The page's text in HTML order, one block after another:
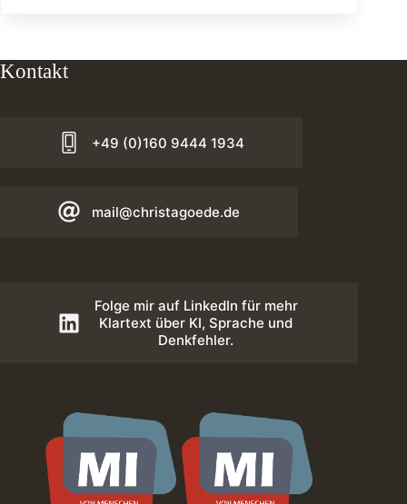
Kontakt
+49 (0)160 9444 1934
mail@christagoede.de
Folge mir auf LinkedIn für mehr
Klartext über KI, Sprache und
Denkfehler.